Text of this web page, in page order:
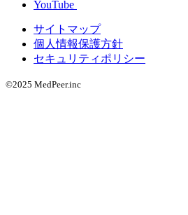
YouTube
サイトマップ
個人情報保護方針
セキュリティポリシー
©2025 MedPeer.inc